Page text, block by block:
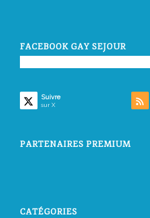
FACEBOOK GAY SEJOUR
Suivre
sur X
PARTENAIRES PREMIUM
CATÉGORIES